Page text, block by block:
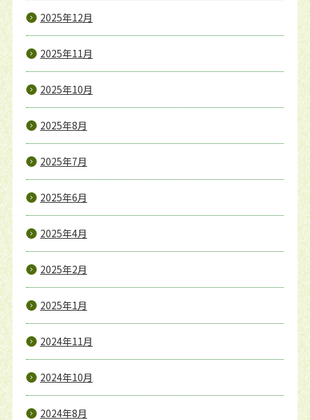
2025年12月
2025年11月
2025年10月
2025年8月
2025年7月
2025年6月
2025年4月
2025年2月
2025年1月
2024年11月
2024年10月
2024年8月